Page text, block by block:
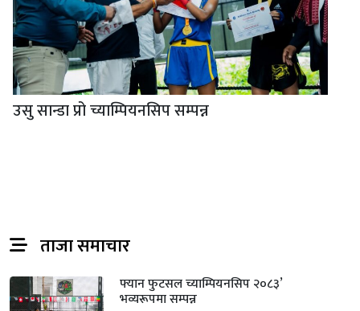
उसु सान्डा प्रो च्याम्पियनसिप सम्पन्न
ताजा समाचार
फ्यान फुटसल च्याम्पियनसिप २०८३’
भव्यरूपमा सम्पन्न